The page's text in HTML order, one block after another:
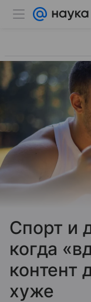
Спорт и
когда
контент
хуже